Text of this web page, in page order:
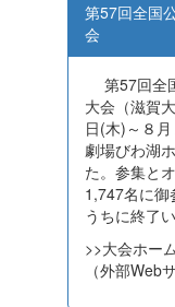
第57回全国
会
第57回全
大会（滋賀
日(木)～８
劇場びわ湖
た。参集と
1,747名に御
うちに終了
>>大会ホー
（外部Web